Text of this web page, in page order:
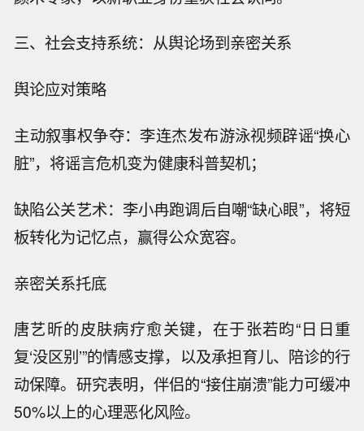
三、社会支持系统：从舆论场到亲密关系
舆论应对策略
主动叙事权争夺：李连杰发布游泳视频辟谣“换心
脏”，将谣言危机变为健康科普契机；
缺陷公关艺术：李小冉跑调后自嘲“缺心眼”，将短
板转化为记忆点，赢得公众宽容。
亲密关系托底
唐艺昕的皮肤病疗愈关键，在于张若昀“日日重
复‘没区别’”的情感支撑，以及承担育儿、陪诊的行
动保障。研究表明，伴侣的“接住崩溃”能力可缓冲
50%以上的心理恶化风险。